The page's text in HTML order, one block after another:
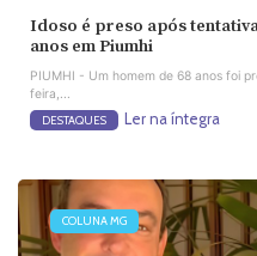
Idoso é preso após
anos em Piumhi
PIUMHI - Um homem de 68 anos foi
feira,...
DESTAQUES Ler na íntegra
COLUNA MG